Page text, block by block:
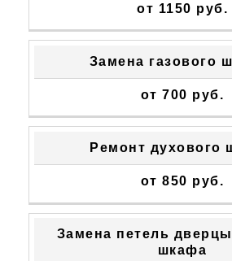
от 1150 руб.
Замена газового
от 700 руб.
Ремонт духового
от 850 руб.
Замена петель
шкафа